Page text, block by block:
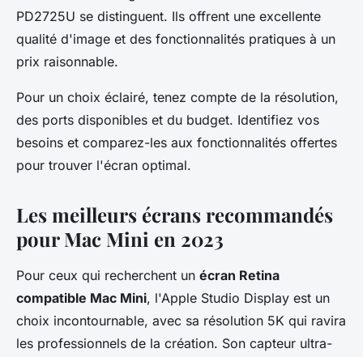
PD2725U se distinguent. Ils offrent une excellente
qualité d'image et des fonctionnalités pratiques à un
prix raisonnable.
Pour un choix éclairé, tenez compte de la résolution,
des ports disponibles et du budget. Identifiez vos
besoins et comparez-les aux fonctionnalités offertes
pour trouver l'écran optimal.
Les meilleurs écrans recommandés
pour Mac Mini en 2023
Pour ceux qui recherchent un écran Retina
compatible Mac Mini, l'Apple Studio Display est un
choix incontournable, avec sa résolution 5K qui ravira
les professionnels de la création. Son capteur ultra-